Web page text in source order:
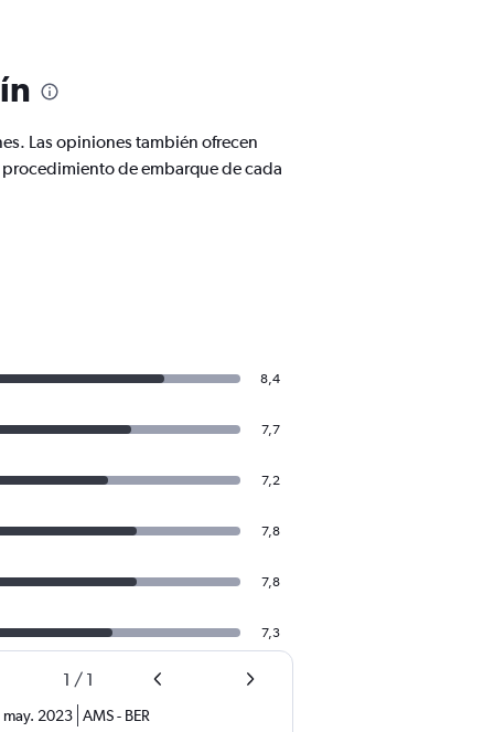
Las opiniones también ofrecen
de embarque de cada
8,4
7,7
7,2
7,8
7,8
7,3
1 / 1
may. 2023 AMS- BER